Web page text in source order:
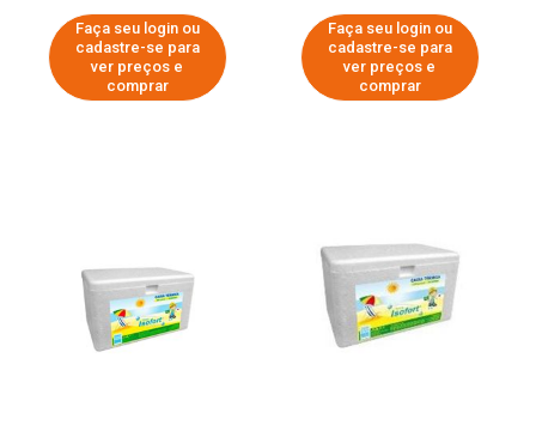
Faça seu login ou
cadastre-se para
ver preços e
comprar
Faça seu login ou
cadastre-se para
ver preços e
comprar